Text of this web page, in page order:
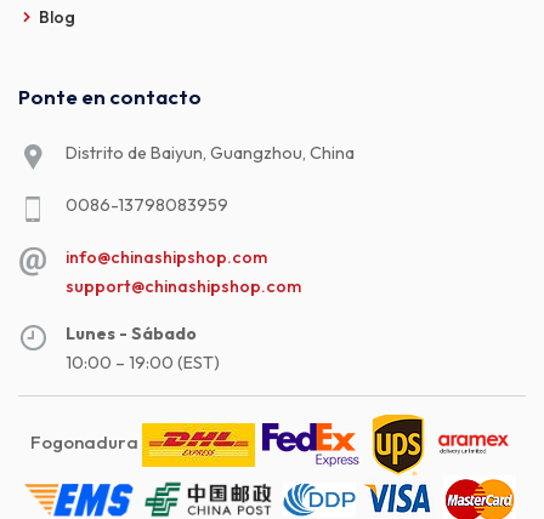
Blog
Ponte en contacto
Distrito de Baiyun, Guangzhou, China
0086-13798083959
info@chinashipshop.com
support@chinashipshop.com
Lunes - Sábado
10:00 – 19:00 (EST)
Fogonadura